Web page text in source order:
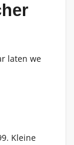
laten we
Kleine